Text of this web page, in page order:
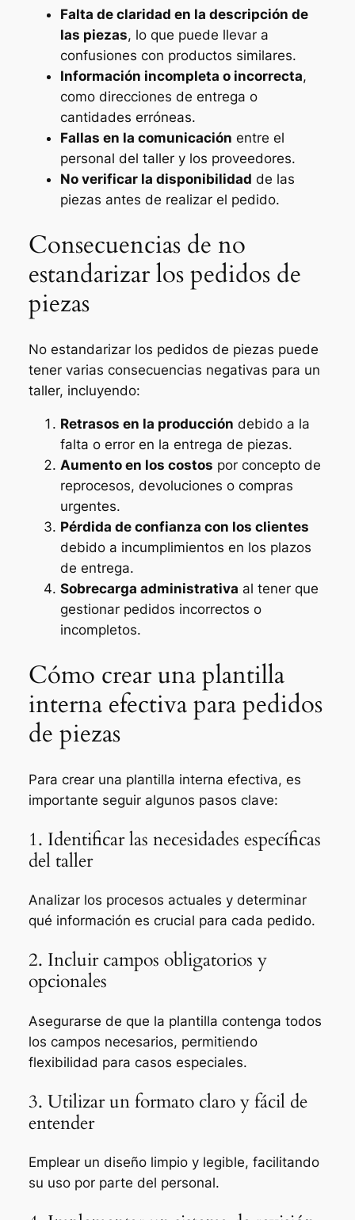
Falta de claridad en la descripción de
las piezas, lo que puede llevar a
confusiones con productos similares.
Información incompleta o incorrecta,
como direcciones de entrega o
cantidades erróneas.
Fallas en la comunicación entre el
personal del taller y los proveedores.
No verificar la disponibilidad de las
piezas antes de realizar el pedido.
Consecuencias de no
estandarizar los pedidos de
piezas
No estandarizar los pedidos de piezas puede
tener varias consecuencias negativas para un
taller, incluyendo:
Retrasos en la producción debido a la
falta o error en la entrega de piezas.
Aumento en los costos por concepto de
reprocesos, devoluciones o compras
urgentes.
Pérdida de confianza con los clientes
debido a incumplimientos en los plazos
de entrega.
Sobrecarga administrativa al tener que
gestionar pedidos incorrectos o
incompletos.
Cómo crear una plantilla
interna efectiva para pedidos
de piezas
Para crear una plantilla interna efectiva, es
importante seguir algunos pasos clave:
1. Identificar las necesidades específicas
del taller
Analizar los procesos actuales y determinar
qué información es crucial para cada pedido.
2. Incluir campos obligatorios y
opcionales
Asegurarse de que la plantilla contenga todos
los campos necesarios, permitiendo
flexibilidad para casos especiales.
3. Utilizar un formato claro y fácil de
entender
Emplear un diseño limpio y legible, facilitando
su uso por parte del personal.